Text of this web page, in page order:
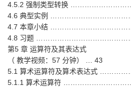
4.5.2 强制类型转换
4.6 典型实例
4.7 本章小结
4.8 习题
第5 章 运算符及其表达式
（ 教学视频：57 分钟） … 43
5.1 算术运算符及算术表达式
5.1.1 算术运算符